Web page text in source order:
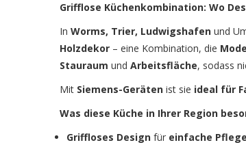
Grifflose Küchenkombination: Wo
In Worms, Trier, Ludwigshafen und
Holzdekor – eine Kombination, die
Stauraum und Arbeitsfläche, sodass
Mit Siemens-Geräten ist sie ideal für
Was diese Küche in Ihrer Region
Griffloses Design für einfache Pflege